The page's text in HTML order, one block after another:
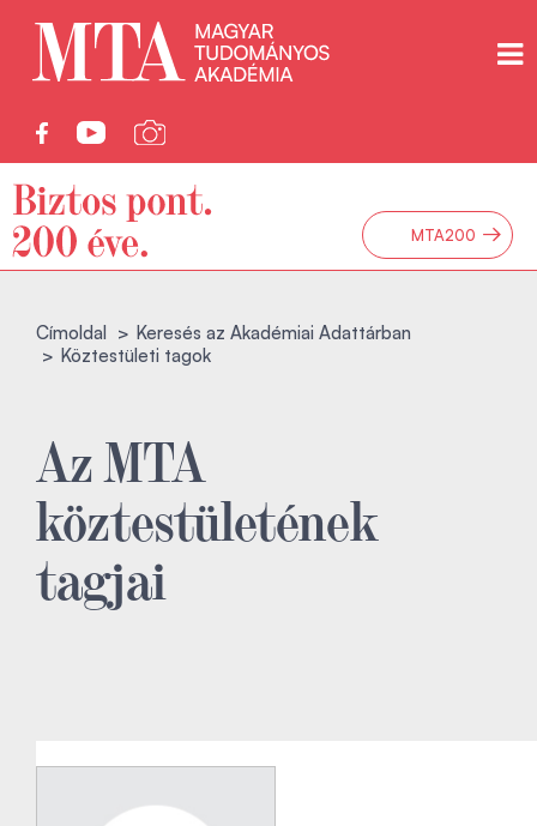
MTA200 →
Címoldal
Keresés az Akadémiai Adattárban
Köztestületi tagok
Az MTA
köztestületének
tagjai